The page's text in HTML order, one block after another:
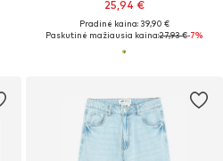
25,94 €
Pradinė kaina: 39,90 €
Paskutinė mažiausia kaina:27,93 €-7%